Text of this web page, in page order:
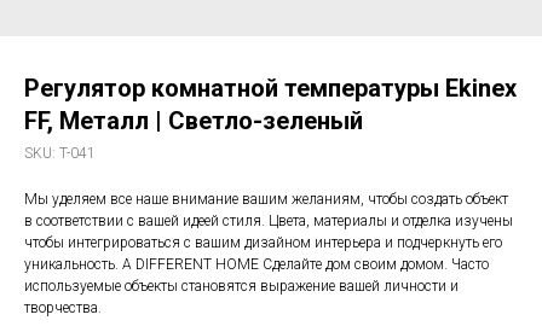
Регулятор комнатной температуры Ekinex
FF, Металл | Светло-зеленый
SKU: T-041
Мы уделяем все наше внимание вашим желаниям, чтобы создать объект
в соответствии с вашей идеей стиля. Цвета, материалы и отделка изучены
чтобы интегрироваться с вашим дизайном интерьера и подчеркнуть его
уникальность. A DIFFERENT HOME Сделайте дом своим домом. Часто
используемые объекты становятся выражение вашей личности и
творчества.